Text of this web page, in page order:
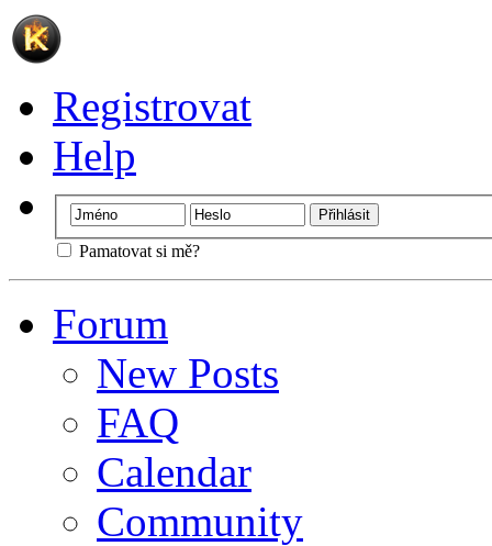
Registrovat
Help
Pamatovat si mě?
Forum
New Posts
FAQ
Calendar
Community